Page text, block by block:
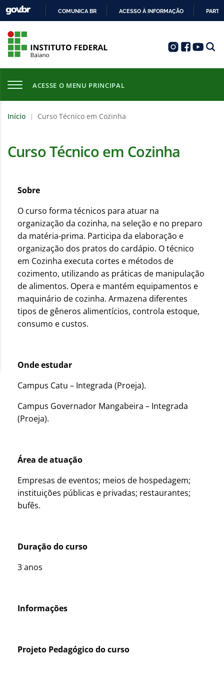
COMUNICA BR ACESSO À INFORMAÇÃO
ACESSE O MENU PRINCIPAL
Início | Curso Técnico em Cozinha
Curso Técnico em Cozinha
Sobre
O curso forma técnicos para atuar na
organização da cozinha, na seleção e no preparo
da matéria-prima. Participa da elaboração e
organização dos pratos do cardápio. O técnico
em Cozinha executa cortes e métodos de
cozimento, utilizando as práticas de manipulação
de alimentos. Opera e mantém equipamentos e
maquinário de cozinha. Armazena diferentes
tipos de gêneros alimentícios, controla estoque,
consumo e custos.
Onde estudar
Campus Catu – Integrada (Proeja).
Campus Governador Mangabeira – Integrada
(Proeja).
Área deatuação
Empresas de eventos; meios de hospedagem;
instituições públicas e privadas; restaurantes;
bufês.
Duração do curso
3 anos
Informações
Projeto Pedagógico do curso